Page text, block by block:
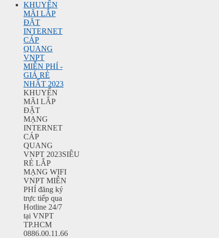
KHUYẾN
MÃI LẮP
ĐẶT
INTERNET
CÁP
QUANG
VNPT
MIỄN PHÍ -
GIÁ RẺ
NHẤT 2023
KHUYẾN
MÃI LẮP
ĐẶT
MẠNG
INTERNET
CÁP
QUANG
VNPT 2023SIÊU
RẺ LẮP
MẠNG WIFI
VNPT MIỄN
PHÍ đăng ký
trực tiếp qua
Hotline 24/7
tại VNPT
TP.HCM
0886.00.11.66